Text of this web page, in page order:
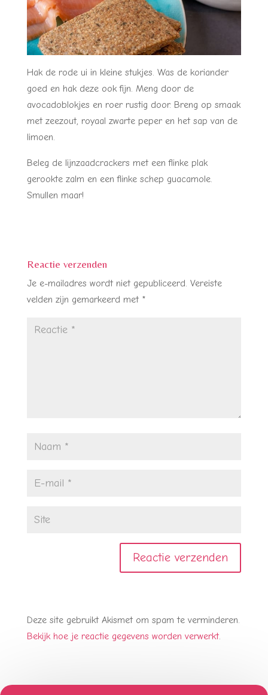
Hak de rode ui in kleine stukjes. Was de koriander
goed en hak deze ook fijn. Meng door de
avocadoblokjes en roer rustig door. Breng op smaak
met zeezout, royaal zwarte peper en het sap van de
limoen.
Beleg de lijnzaadcrackers met een flinke plak
gerookte zalm en een flinke schep guacamole.
Smullen maar!
Reactie verzenden
Je e-mailadres wordt niet gepubliceerd. Vereiste
velden zijn gemarkeerd met *
Deze site gebruikt Akismet om spam te verminderen.
Bekijk hoe je reactie gegevens worden verwerkt.